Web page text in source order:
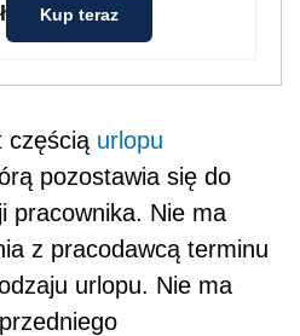
Kup teraz
częścią urlopu
pozostawia się do
pracownika. Nie ma
z pracodawcą terminu
urlopu. Nie ma